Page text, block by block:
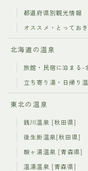
都道府県別観光情報
オススメ・とっておき
北海道の温泉
旅館・民宿に泊まる-
立ち寄り湯・日帰り
東北の温泉
銭川温泉 [秋田県]
後生掛温泉[秋田県]
酸ヶ湯温泉 [青森県]
温湯温泉 [青森県]